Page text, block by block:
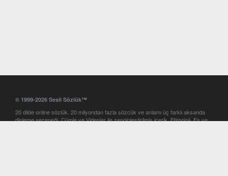
© 1999-2026 Sesli Sözlük™
20 dilde online sözlük. 20 milyondan fazla sözcük ve anlamı üç farklı aksanda
dinleme seçeneği. Cümle ve Videolar ile zenginleştirilmiş içerik. Etimoloji, Eş ve